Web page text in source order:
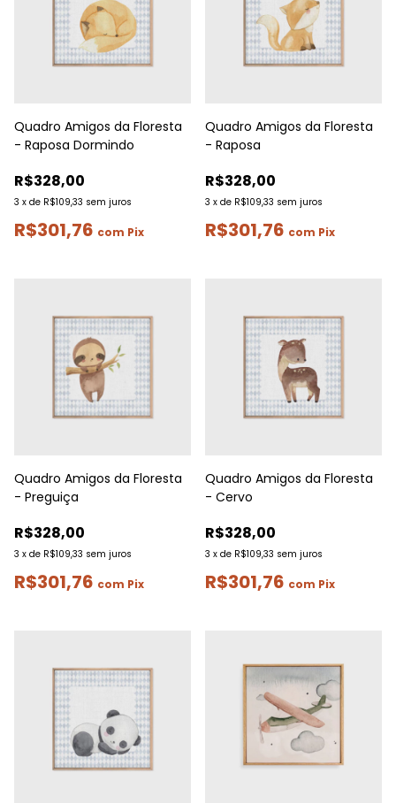
Quadro Amigos da Floresta
- Raposa Dormindo
R$328,00
3 x de R$109,33 sem juros
R$301,76 com Pix
Quadro Amigos da Floresta
- Raposa
R$328,00
3 x de R$109,33 sem juros
R$301,76 com Pix
Quadro Amigos da Floresta
- Preguiça
R$328,00
3 x de R$109,33 sem juros
R$301,76 com Pix
Quadro Amigos da Floresta
- Cervo
R$328,00
3 x de R$109,33 sem juros
R$301,76 com Pix